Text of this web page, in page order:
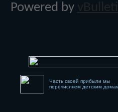
Powered by
Часть своей прибыли мы
перечисляем детским